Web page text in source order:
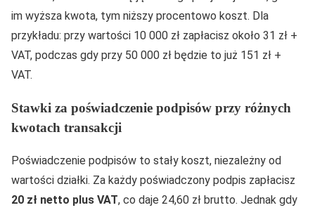
im wyższa kwota, tym niższy procentowo koszt. Dla
przykładu: przy wartości 10 000 zł zapłacisz około 31 zł +
VAT, podczas gdy przy 50 000 zł będzie to już 151 zł +
VAT.
Stawki za poświadczenie podpisów przy różnych
kwotach transakcji
Poświadczenie podpisów to stały koszt, niezależny od
wartości działki. Za każdy poświadczony podpis zapłacisz
20 zł netto plus VAT, co daje 24,60 zł brutto. Jednak gdy